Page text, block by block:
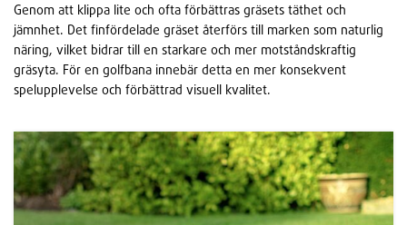
Genom att klippa lite och ofta förbättras gräsets täthet och
jämnhet. Det finfördelade gräset återförs till marken som naturlig
näring, vilket bidrar till en starkare och mer motståndskraftig
gräsyta. För en golfbana innebär detta en mer konsekvent
spelupplevelse och förbättrad visuell kvalitet.